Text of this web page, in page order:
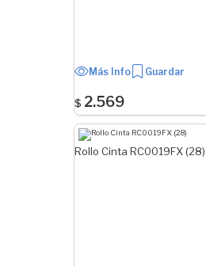
Más Info Guardar
$ 2.569
Rollo Cinta RC0019FX (28)